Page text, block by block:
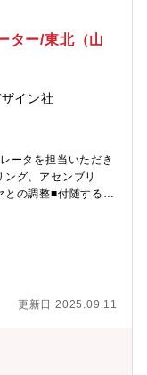
ター/東北（山
イン社
ータを担当いただき
グ、アセンブリ
の調整■付随するド
の詳細設計(主に
自動化ツール構築
更新日 2025.09.11